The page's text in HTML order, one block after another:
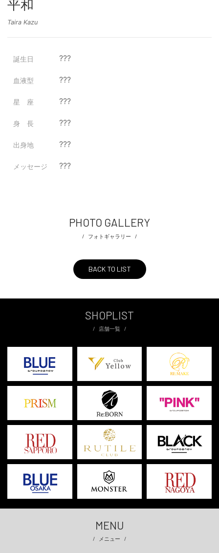
平和
Taira Kazu
誕生日 ???
血液型 ???
星 座 ???
身 長 ???
出身地 ???
メッセージ ???
PHOTO GALLERY
フォトギャラリー
BACK TO LIST
SHOPLIST
店舗一覧
MENU
メニュー